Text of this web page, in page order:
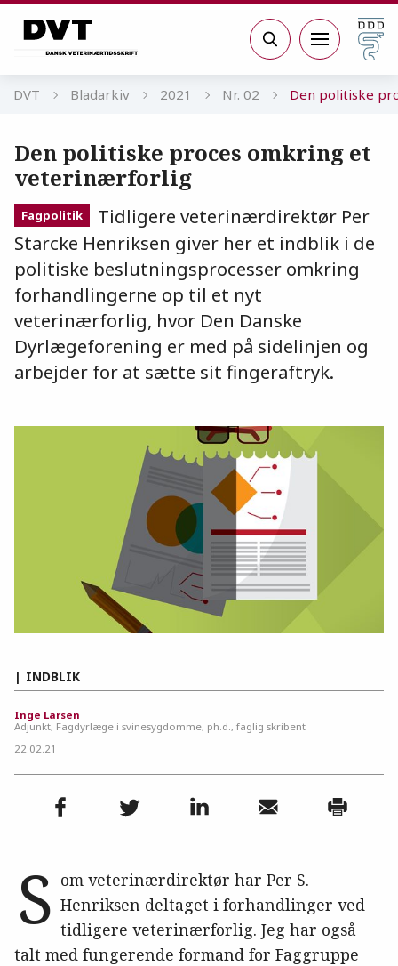
Søg
DVT Bladarkiv 2021 Nr. 02 Den politiske
Den politiske proces omkring et
veterinærforlig
Fagpolitik
Tidligere veterinærdirektør Per
Starcke Henriksen giver her et indblik i de
politiske beslutningsprocesser omkring
forhandlingerne op til et nyt
veterinærforlig, hvor Den Danske
Dyrlægeforening er med på sidelinjen og
arbejder for at sætte sit fingeraftryk.
INDBLIK
Inge Larsen
Adjunkt, Fagdyrlæge i svinesygdomme, ph.d., faglig skribent
22.02.21
S om veterinærdirektør har Per S.
Henriksen deltaget i forhandlinger ved
tidligere veterinærforlig. Jeg har også
talt med fungerende formand for Faggruppe